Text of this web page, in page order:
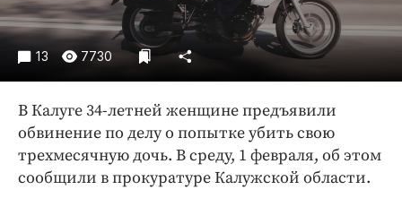
Спорт
Экономика и бизнес
Блоги
Издания
Медиаперсона
Интересное чтиво
13 7730
В Калуге 34-летней женщине предъявили
обвинение по делу о попытке убить свою
трехмесячную дочь. В среду, 1 февраля, об этом
сообщили в прокуратуре Калужской области.